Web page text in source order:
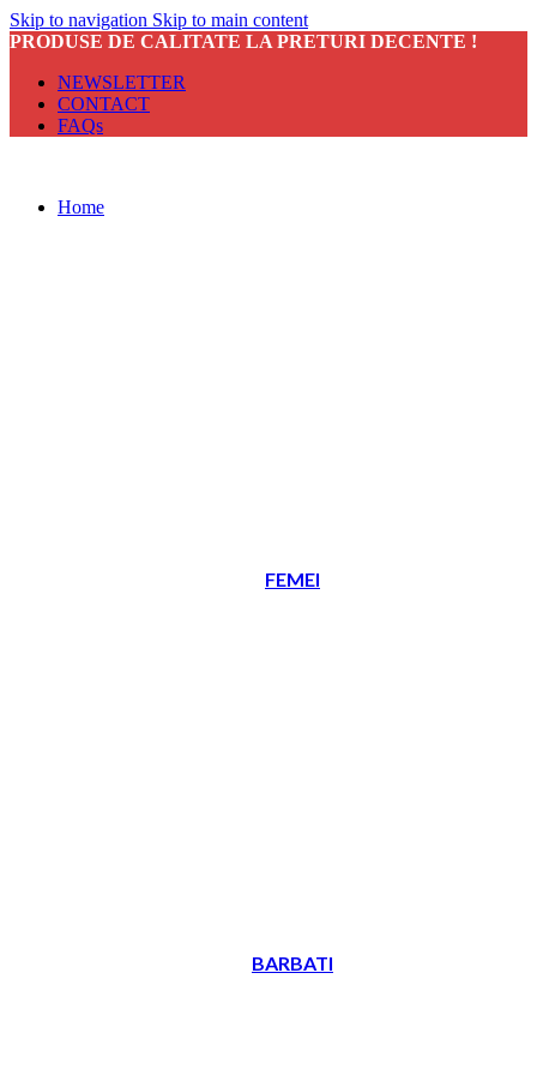
Skip to navigation Skip to main content
PRODUSE DE CALITATE LA PRETURI DECENTE !
NEWSLETTER
CONTACT
FAQs
Home
FEMEI
BARBATI